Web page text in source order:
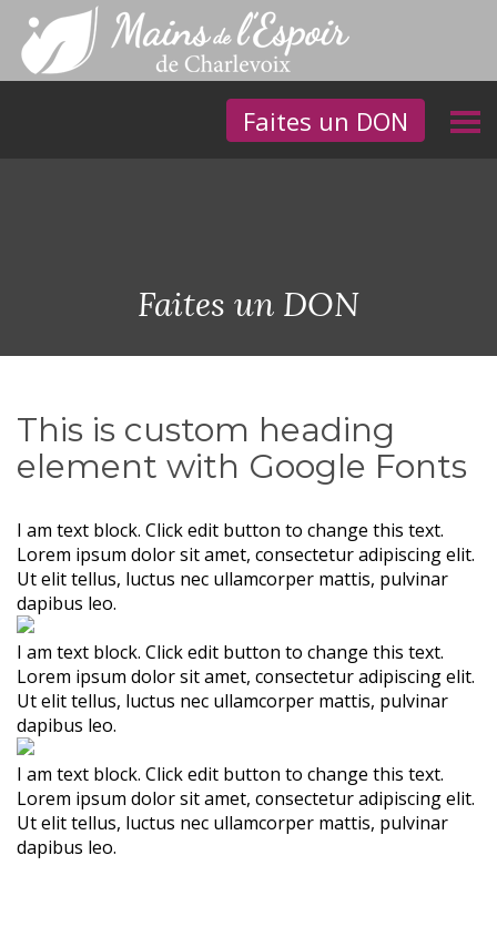
Faites un DON
Faites un DON
This is custom heading
element with Google Fonts
I am text block. Click edit button to change this text.
Lorem ipsum dolor sit amet, consectetur adipiscing elit.
Ut elit tellus, luctus nec ullamcorper mattis, pulvinar
dapibus leo.
I am text block. Click edit button to change this text.
Lorem ipsum dolor sit amet, consectetur adipiscing elit.
Ut elit tellus, luctus nec ullamcorper mattis, pulvinar
dapibus leo.
I am text block. Click edit button to change this text.
Lorem ipsum dolor sit amet, consectetur adipiscing elit.
Ut elit tellus, luctus nec ullamcorper mattis, pulvinar
dapibus leo.